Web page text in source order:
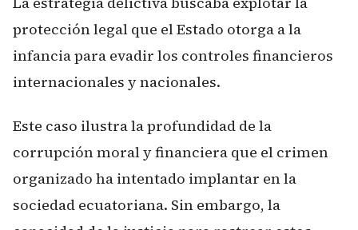
protección legal que el Estado otorga a la
infancia para evadir los controles financieros
internacionales y nacionales.
Este caso ilustra la profundidad de la
corrupción moral y financiera que el crimen
organizado ha intentado implantar en la
sociedad ecuatoriana. Sin embargo, la